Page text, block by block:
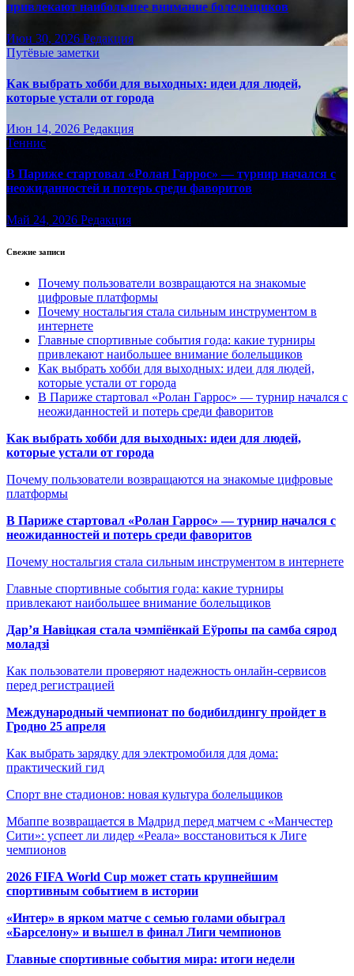
привлекают наибольшее внимание болельщиков
Июн 30, 2026 Редакция
Путёвые заметки
Как выбрать хобби для выходных: идеи для людей,
которые устали от города
Июн 14, 2026 Редакция
Теннис
В Париже стартовал «Ролан Гаррос» — турнир начался с
неожиданностей и потерь среди фаворитов
Май 24, 2026 Редакция
Свежие записи
Почему пользователи возвращаются на знакомые
цифровые платформы
Почему ностальгия стала сильным инструментом в
интернете
Главные спортивные события года: какие турниры
привлекают наибольшее внимание болельщиков
Как выбрать хобби для выходных: идеи для людей,
которые устали от города
В Париже стартовал «Ролан Гаррос» — турнир начался с
неожиданностей и потерь среди фаворитов
Как выбрать хобби для выходных: идеи для людей,
которые устали от города
Почему пользователи возвращаются на знакомые цифровые
платформы
В Париже стартовал «Ролан Гаррос» — турнир начался с
неожиданностей и потерь среди фаворитов
Почему ностальгия стала сильным инструментом в интернете
Главные спортивные события года: какие турниры
привлекают наибольшее внимание болельщиков
Дар’я Навіцкая стала чэмпіёнкай Еўропы па самба сярод
моладзі
Как пользователи проверяют надежность онлайн-сервисов
перед регистрацией
Международный чемпионат по бодибилдингу пройдет в
Гродно 25 апреля
Как выбрать зарядку для электромобиля для дома:
практический гид
Спорт вне стадионов: новая культура болельщиков
Мбаппе возвращается в Мадрид перед матчем с «Манчестер
Сити»: успеет ли лидер «Реала» восстановиться к Лиге
чемпионов
2026 FIFA World Cup может стать крупнейшим
спортивным событием в истории
«Интер» в ярком матче с семью голами обыграл
«Барселону» и вышел в финал Лиги чемпионов
Главные спортивные события мира: итоги недели